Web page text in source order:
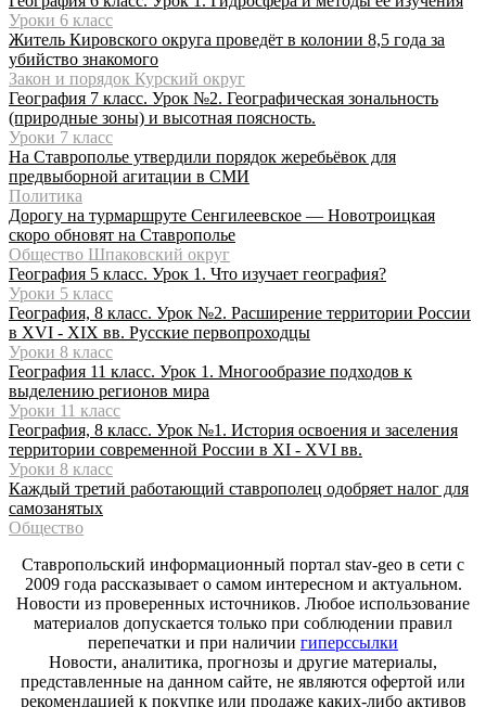
Уроки 6 класс
Житель Кировского округа проведёт в колонии 8,5 года за
убийство знакомого
Закон и порядок Курский округ
География 7 класс. Урок №2. Географическая зональность
(природные зоны) и высотная поясность.
Уроки 7 класс
На Ставрополье утвердили порядок жеребьёвок для
предвыборной агитации в СМИ
Политика
Дорогу на турмаршруте Сенгилеевское — Новотроицкая
скоро обновят на Ставрополье
Общество Шпаковский округ
География 5 класс. Урок 1. Что изучает география?
Уроки 5 класс
География, 8 класс. Урок №2. Расширение территории России
в XVI - XIX вв. Русские первопроходцы
Уроки 8 класс
География 11 класс. Урок 1. Многообразие подходов к
выделению регионов мира
Уроки 11 класс
География, 8 класс. Урок №1. История освоения и заселения
территории современной России в XI - XVI вв.
Уроки 8 класс
Каждый третий работающий ставрополец одобряет налог для
самозанятых
Общество
Ставропольский информационный портал stav-geo в сети с
2009 года рассказывает о самом интересном и актуальном.
Новости из проверенных источников. Любое использование
материалов допускается только при соблюдении правил
перепечатки и при наличии гиперссылки
Новости, аналитика, прогнозы и другие материалы,
представленные на данном сайте, не являются офертой или
рекомендацией к покупке или продаже каких-либо активов